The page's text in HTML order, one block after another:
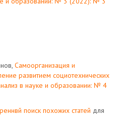
Самоорганизация и
развитием социотехнических
в науке и образовании: № 4
поиск похожих статей для